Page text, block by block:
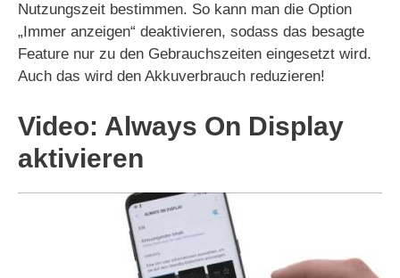
Nutzungszeit bestimmen. So kann man die Option
„Immer anzeigen“ deaktivieren, sodass das besagte
Feature nur zu den Gebrauchszeiten eingesetzt wird.
Auch das wird den Akkuverbrauch reduzieren!
Video: Always On Display
aktivieren